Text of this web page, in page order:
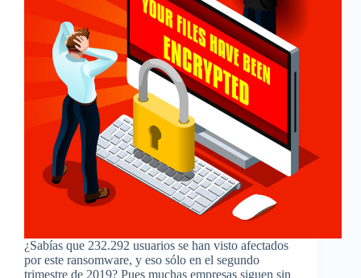
¿Sabías que 232.292 usuarios se han visto afectados
por este ransomware, y eso sólo en el segundo
trimestre de 2019? Pues muchas empresas siguen sin